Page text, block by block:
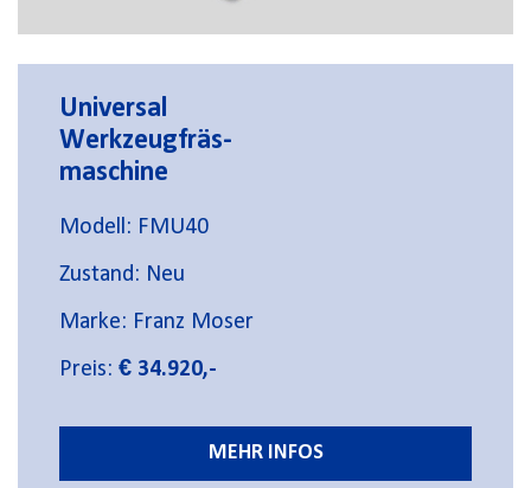
Universal
Werkzeugfräs-
maschine
Modell: FMU40
Zustand: Neu
Marke: Franz Moser
Preis: € 34.920,-
MEHR INFOS